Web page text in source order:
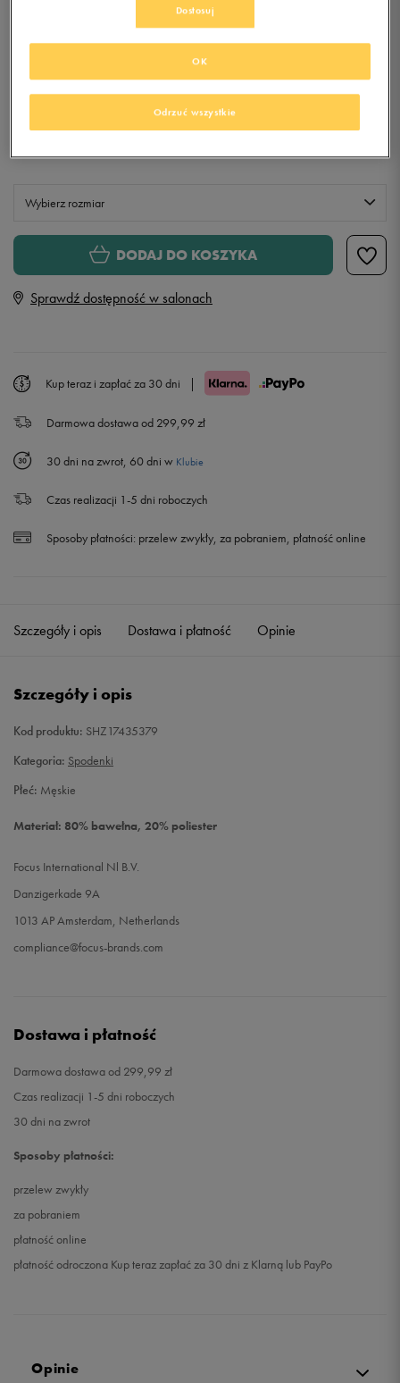
KLUBIE 50 STYLE
Wybierz rozmiar
M
XL
DODAJ DO KOSZYKA
Sprawdź dostępność w salonach
Kup teraz i zapłać za 30 dni |
Darmowa dostawa od 299,99 zł
30 dni na zwrot, 60 dni w Klubie
Czas realizacji 1-5 dni roboczych
Sposoby płatności: przelew zwykły, za pobraniem, płatność online
Szczegóły i opis Dostawa i płatność Opinie
Szczegóły i opis
Kod produktu: SHZ17435379
Kategoria: Spodenki
Płeć: Męskie
Materiał: 80% bawełna, 20% poliester
Focus International Nl B.V.
Danzigerkade 9A
1013 AP Amsterdam, Netherlands
compliance@focus-brands.com
Dostawa i płatność
Darmowa dostawa od 299,99 zł
Czas realizacji 1-5 dni roboczych
30 dni na zwrot
Sposoby płatności:
przelew zwykły
za pobraniem
płatność online
płatność odroczona Kup teraz zapłać za 30 dni z Klarną lub PayPo
Opinie
Dostosuj
Odrzuć wszystkie
OK